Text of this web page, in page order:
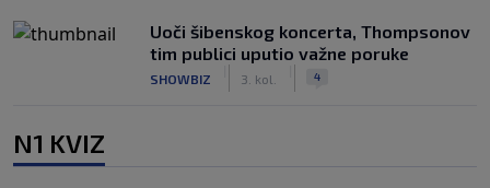
Uoči šibenskog koncerta, Thompsonov
tim publici uputio važne poruke
SHOWBIZ 3. kol. 4
N1 KVIZ